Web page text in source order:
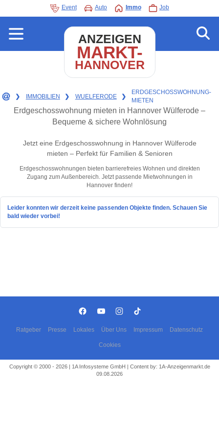
Event Auto Immo Job
ANZEIGEN
MARKT-
HANNOVER
❯ IMMOBILIEN ❯ WUELFERODE ❯
ERDGESCHOSSWOHNUNG-
MIETEN
Erdgeschosswohnung mieten in Hannover Wülferode –
Bequeme & sichere Wohnlösung
Jetzt eine Erdgeschosswohnung in Hannover Wülferode
mieten – Perfekt für Familien & Senioren
Erdgeschosswohnungen bieten barrierefreies Wohnen und direkten
Zugang zum Außenbereich. Jetzt passende Mietwohnungen in
Hannover finden!
Leider konnten wir derzeit keine passenden Objekte finden. Schauen Sie
bald wieder vorbei!
Ratgeber Presse Lokales Über Uns Impressum Datenschutz
Cookies
Copyright © 2000 - 2026 | 1A Infosysteme GmbH | Content by: 1A-Anzeigenmarkt.de
09.08.2026